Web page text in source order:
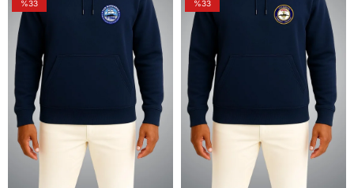
%33 %33